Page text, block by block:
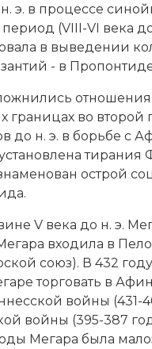
н. э. в про­цес­се
(VIII-VI века
в вы­ве­де­нии
- в
во второй
до н. э. в борь­бе с
ост­рой
V века до н. э.
вхо­ди­ла в
со­юз). В 432
тор­го­вать в
вой­ны (431-
вой­ны (395-387
Мегара бы­ла